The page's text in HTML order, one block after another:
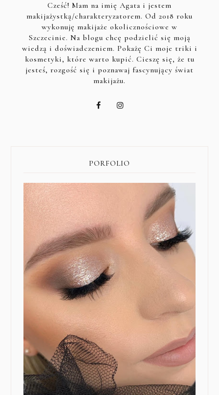
Cześć! Mam na imię Agata i jestem
makijażystką/charakteryzatorem. Od 2018 roku
wykonuję makijaże okolicznościowe w
Szczecinie. Na blogu chcę podzielić się moją
wiedzą i doświadczeniem. Pokażę Ci moje triki i
kosmetyki, które warto kupić. Cieszę się, że tu
jesteś, rozgość się i poznawaj fascynujący świat
makijażu.
PORFOLIO